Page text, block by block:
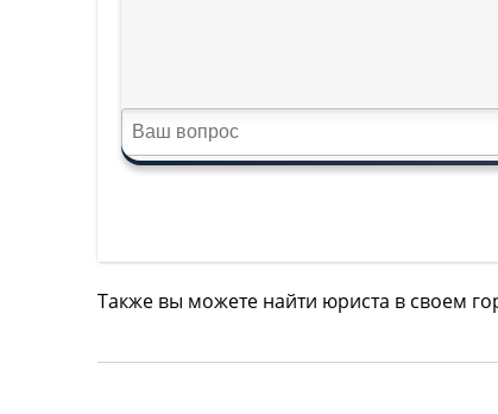
Также вы можете найти юриста в своем